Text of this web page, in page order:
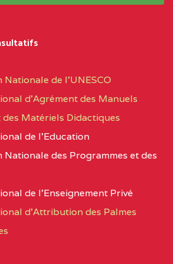
D'ENSEIGNEMENT
PROFESSIONNEL
(CEGEP) STE FOI BP
:4740 YAOUNDE
COLLEGE PANAFRICAIN
DE L'EXCELLENCE BP
COLLEGE PRIVE
Nationale de l’UNESCO
d’Agrément des Manuels
des Matériels Didactiques
de l’Education
Nationale des Programmes et des
de l’Enseignement Privé
d'Attribution des Palmes